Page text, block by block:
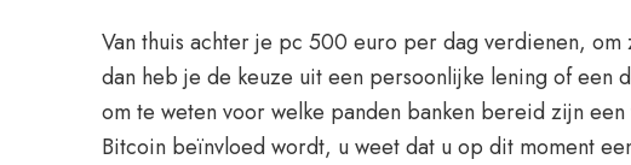
Van thuis achter je pc 500 euro per dag verdienen,
dan heb je de keuze uit een persoonlijke lening of een
om te weten voor welke panden banken bereid zijn
Bitcoin beïnvloed wordt, u weet dat u op dit moment